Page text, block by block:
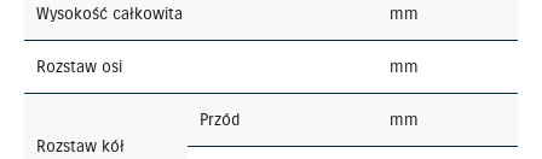
Wysokość całkowita mm
Rozstaw osi mm
Rozstaw kół
Przód mm